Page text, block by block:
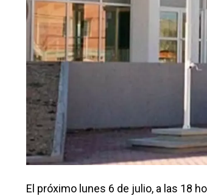
El próximo lunes 6 de julio, a las 18